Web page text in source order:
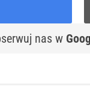
nas w